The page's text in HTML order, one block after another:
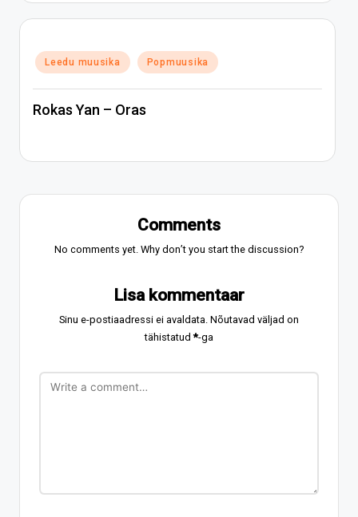
Posted
in
Leedu muusika Popmuusika
Rokas Yan – Oras
Comments
No comments yet. Why don’t you start the discussion?
Lisa kommentaar
Sinu e-postiaadressi ei avaldata. Nõutavad väljad on
tähistatud*-ga